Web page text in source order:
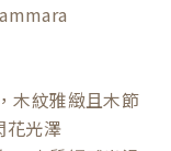
木紋雅緻且木節
花光澤